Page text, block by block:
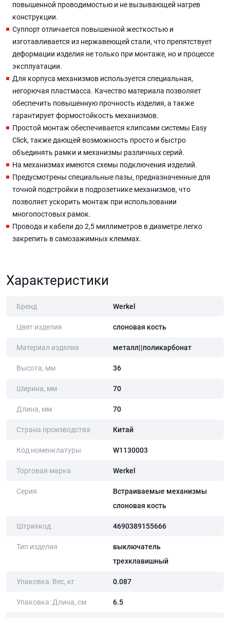
повышенной проводимостью и не вызывающей нагрев
конструкции.
Суппорт отличается повышенной жесткостью и
изготавливается из нержавеющей стали, что препятствует
деформации изделия не только при монтаже, но и процессе
эксплуатации.
Для корпуса механизмов используется специальная,
негорючая пластмасса. Качество материала позволяет
обеспечить повышенную прочность изделия, а также
гарантирует формостойкость механизмов.
Простой монтаж обеспечивается клипсами системы Easy
Click, также дающей возможность просто и быстро
объединять рамки и механизмы различных серий.
На механизмах имеются схемы подключения изделий.
Предусмотрены специальные пазы, предназначенные для
точной подстройки в подрозетнике механизмов, что
позволяет ускорить монтаж при использовании
многопостовых рамок.
Провода и кабели до 2,5 миллиметров в диаметре легко
закрепить в самозажимных клеммах.
Характеристики
Бренд Werkel
Цвет изделия слоновая кость
Материал изделия металл||поликарбонат
Высота, мм 36
Ширина, мм 70
Длина, мм 70
Страна производства Китай
Код номенклатуры W1130003
Торговая марка Werkel
Серия
Встраиваемые механизмы
слоновая кость
Штрихкод 4690389155666
Тип изделия
выключатель
трехклавишный
Упаковка: Вес, кг 0.087
Упаковка: Длина, cм 6.5